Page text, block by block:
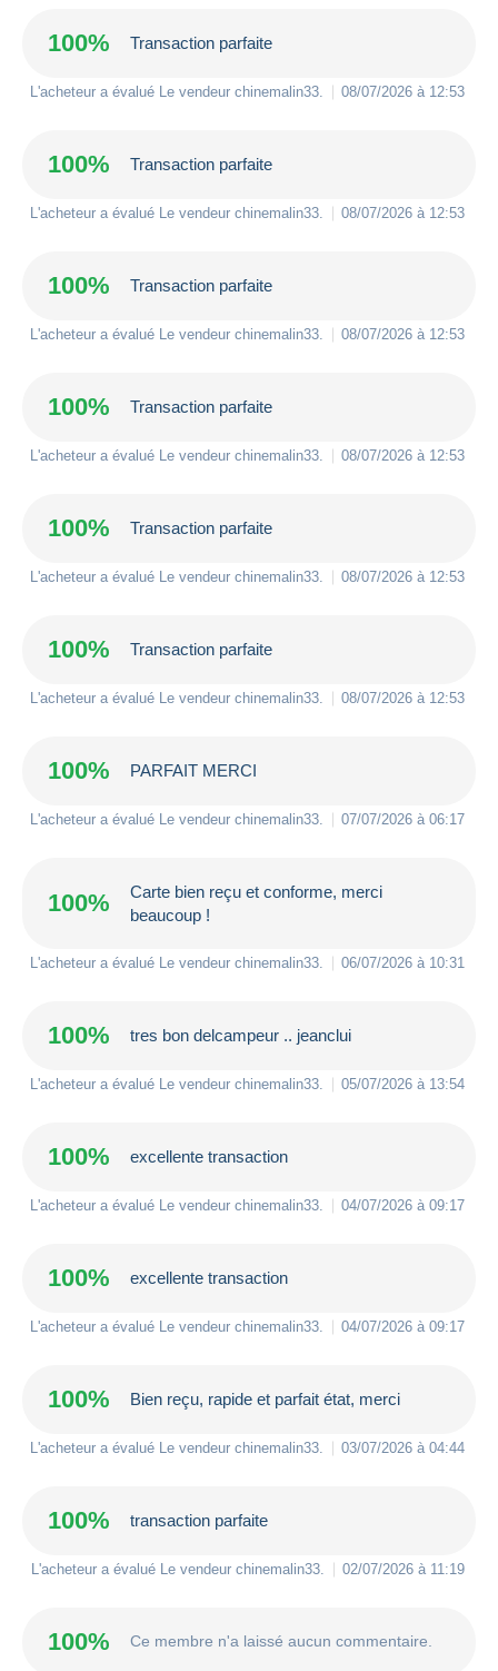
100% Transaction parfaite
L'acheteur a évalué Le vendeur chinemalin33 08/07/2026 à 12:53
100% Transaction parfaite
L'acheteur a évalué Le vendeur chinemalin33 08/07/2026 à 12:53
100% Transaction parfaite
L'acheteur a évalué Le vendeur chinemalin33 08/07/2026 à 12:53
100% Transaction parfaite
L'acheteur a évalué Le vendeur chinemalin33 08/07/2026 à 12:53
100% Transaction parfaite
L'acheteur a évalué Le vendeur chinemalin33 08/07/2026 à 12:53
100% Transaction parfaite
L'acheteur a évalué Le vendeur chinemalin33 08/07/2026 à 12:53
100% PARFAIT MERCI
L'acheteur a évalué Le vendeur chinemalin33 07/07/2026 à 06:17
100%
Carte bien reçu et conforme, merci
beaucoup !
L'acheteur a évalué Le vendeur chinemalin33 06/07/2026 à 10:31
100% tres bon delcampeur .. jeanclui
L'acheteur a évalué Le vendeur chinemalin33 05/07/2026 à 13:54
100% excellente transaction
L'acheteur a évalué Le vendeur chinemalin33 04/07/2026 à 09:17
100% excellente transaction
L'acheteur a évalué Le vendeur chinemalin33 04/07/2026 à 09:17
100% Bien reçu, rapide et parfait état, merci
L'acheteur a évalué Le vendeur chinemalin33 03/07/2026 à 04:44
100% transaction parfaite
L'acheteur a évalué Le vendeur chinemalin33 02/07/2026 à 11:19
100% Ce membre n'a laissé aucun commentaire.